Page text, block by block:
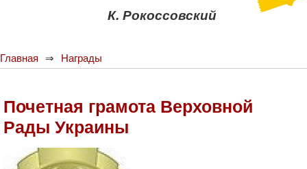
К. Рокоссовский
Главная Награды
Почетная грамота Верховной
Рады Украины